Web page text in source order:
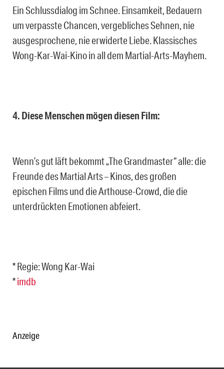
Ein Schlussdialog im Schnee. Einsamkeit, Bedauern
um verpasste Chancen, vergebliches Sehnen, nie
ausgesprochene, nie erwiderte Liebe. Klassisches
Wong-Kar-Wai-Kino in all dem Martial-Arts-Mayhem.
4. Diese Menschen mögen diesen Film:
Wenn’s gut läft bekommt „The Grandmaster“ alle: die
Freunde des Martial Arts – Kinos, des großen
epischen Films und die Arthouse-Crowd, die die
unterdrückten Emotionen abfeiert.
* Regie: Wong Kar-Wai
*imdb
Anzeige